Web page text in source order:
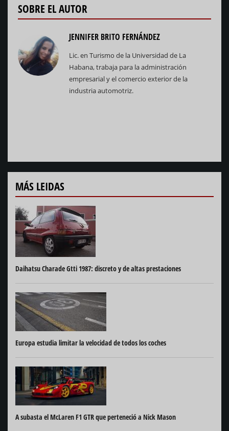
SOBRE EL AUTOR
JENNIFER BRITO FERNÁNDEZ
Lic. en Turismo de la Universidad de La
Habana, trabaja para la administración
empresarial y el comercio exterior de la
industria automotriz.
MÁS LEIDAS
Daihatsu Charade Gtti 1987: discreto y de altas prestaciones
Europa estudia limitar la velocidad de todos los coches
A subasta el McLaren F1 GTR que perteneció a Nick Mason